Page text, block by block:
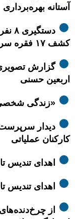
آستانه بهره‌برداری
کشف ۱۷ فقره سرقت
گزارش تصویری
اربعین حسنی
«زندگی
دیدار
کارکنان عملیاتی
اهدای تندیس
اهدای تندیس